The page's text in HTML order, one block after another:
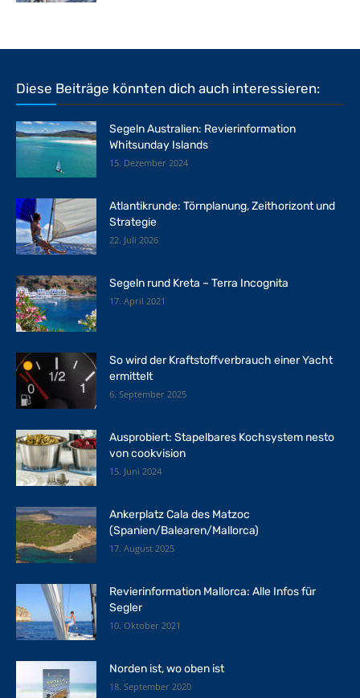
Diese Beiträge könnten dich auch interessieren:
Segeln Australien: Revierinformation
Whitsunday Islands
15. Dezember 2024
Atlantikrunde: Törnplanung, Zeithorizont und
Strategie
22. Juli 2026
Segeln rund Kreta – Terra Incognita
17. April 2021
So wird der Kraftstoffverbrauch einer Yacht
ermittelt
6. September 2025
Ausprobiert: Stapelbares Kochsystem nesto
von cookvision
15. Juni 2024
Ankerplatz Cala des Matzoc
(Spanien/Balearen/Mallorca)
17. August 2025
Revierinformation Mallorca: Alle Infos für
Segler
10. Oktober 2021
Norden ist, wo oben ist
18. September 2020